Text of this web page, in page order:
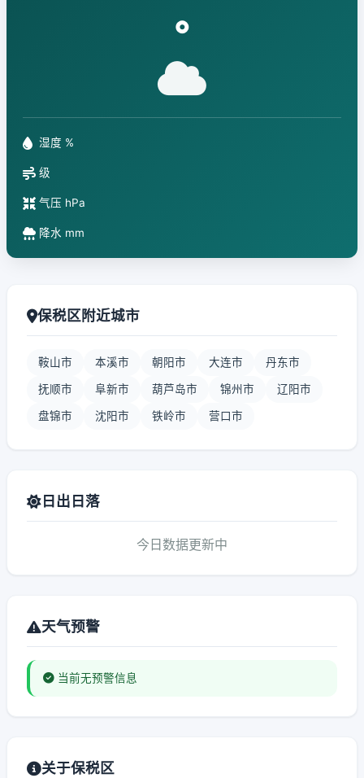
°
湿度 %
级
气压 hPa
降水 mm
保税区附近城市
鞍山市 本溪市 朝阳市 大连市 丹东市
抚顺市 阜新市 葫芦岛市 锦州市 辽阳市
盘锦市 沈阳市 铁岭市 营口市
日出日落
今日数据更新中
天气预警
当前无预警信息
关于保税区